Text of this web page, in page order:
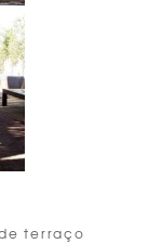
terraço